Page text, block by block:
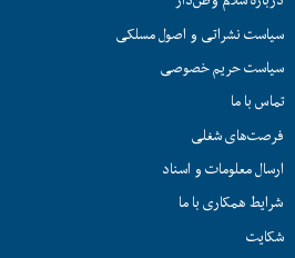
سیاست نشراتی و اصول مسلکی
سیاست حریم خصوصی
تماس با ما
فرصت‌های شغلی
ارسال معلومات و اسناد
شرایط همکاری با ما
شکایت